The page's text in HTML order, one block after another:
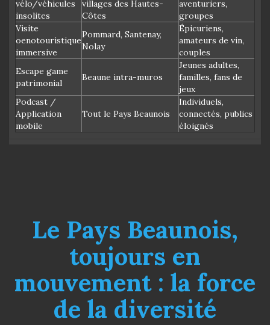
vélo/véhicules
insolites
villages des Hautes-
Côtes
aventuriers,
groupes
Visite
oenotouristique
immersive
Pommard, Santenay,
Nolay
Épicuriens,
amateurs de vin,
couples
Escape game
patrimonial
Beaune intra-muros
Jeunes adultes,
familles, fans de
jeux
Podcast /
Application
mobile
Tout le Pays Beaunois
Individuels,
connectés, publics
éloignés
Le Pays Beaunois,
toujours en
mouvement : la force
de la diversité